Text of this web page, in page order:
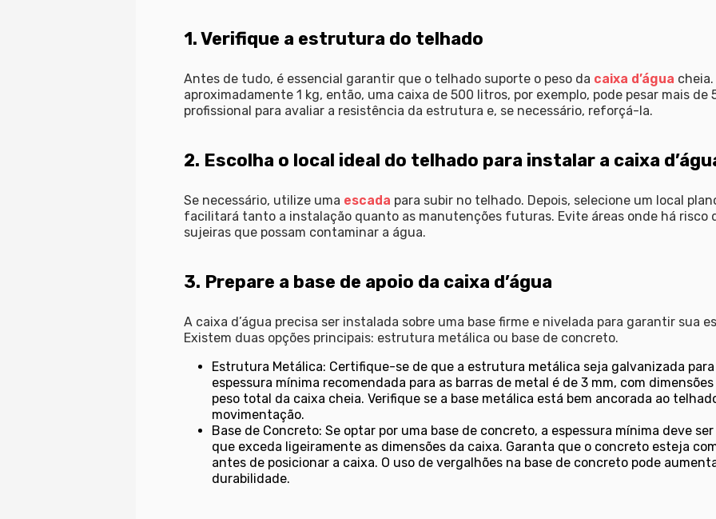
1. Verifique a estrutura do telhado
Antes de tudo, é essencial garantir que o telhado suporte o peso da caixa d’água
aproximadamente 1 kg, então, uma caixa de 500 litros, por exemplo, pode pesar mais
profissional para avaliar a resistência da estrutura e, se necessário, reforçá-la.
2. Escolha o local ideal do telhado para instalar a caixa
Se necessário, utilize uma escada para subir no telhado. Depois, selecione um local
facilitará tanto a instalação quanto as manutenções futuras. Evite áreas onde há risco
sujeiras que possam contaminar a água.
3. Prepare a base de apoio da caixa d’água
A caixa d’água precisa ser instalada sobre uma base firme e nivelada para garantir sua
Existem duas opções principais: estrutura metálica ou base de concreto.
Estrutura Metálica: Certifique-se de que a estrutura metálica seja galvanizada
espessura mínima recomendada para as barras de metal é de 3 mm, com
peso total da caixa cheia. Verifique se a base metálica está bem ancorada ao
movimentação.
Base de Concreto: Se optar por uma base de concreto, a espessura mínima deve
que exceda ligeiramente as dimensões da caixa. Garanta que o concreto esteja
antes de posicionar a caixa. O uso de vergalhõesna base de concreto pode
durabilidade.